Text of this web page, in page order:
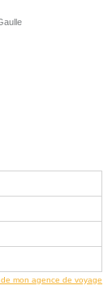
mon agence de voyage